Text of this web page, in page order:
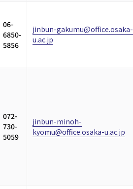
06-
6850-
5856
jinbun-gakumu@office.osaka-
u.ac.jp
072-
730-
5059
jinbun-minoh-
kyomu@office.osaka-u.ac.jp